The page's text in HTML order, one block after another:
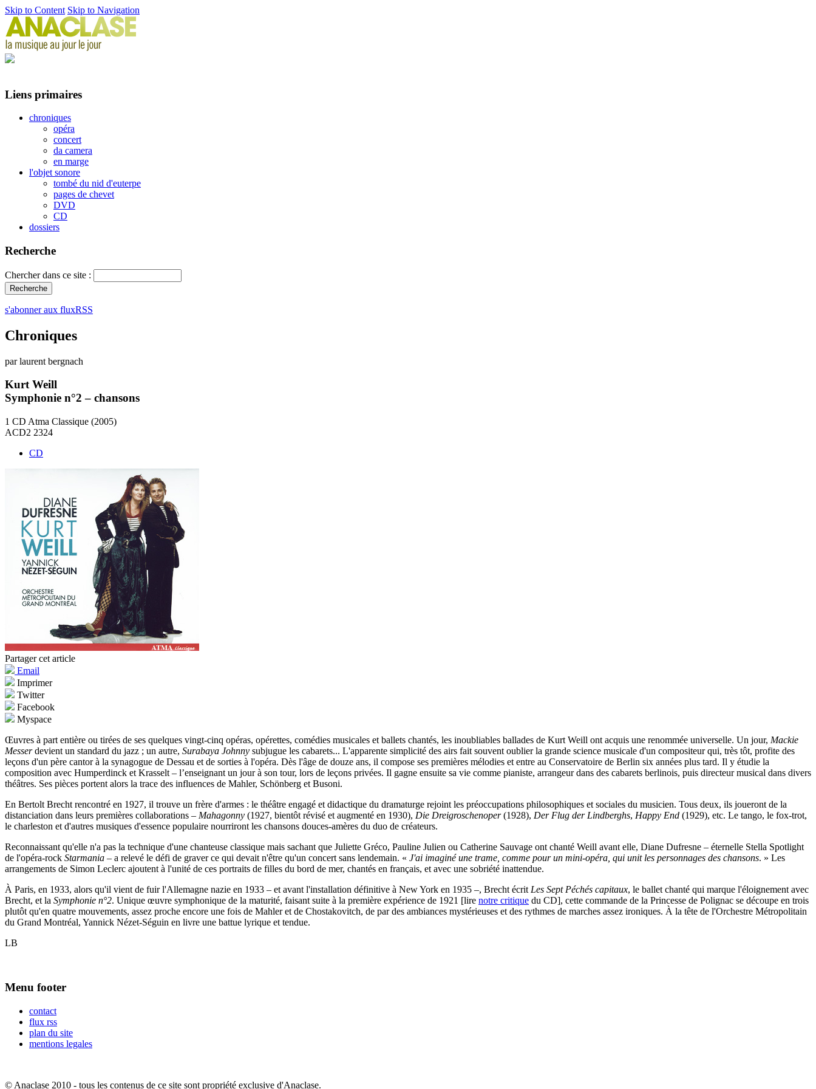
Skip to Content Skip to Navigation
Liens primaires
chroniques
opéra
concert
da camera
en marge
l'objet sonore
tombé du nid d'euterpe
pages de chevet
DVD
CD
dossiers
Recherche
Chercher dans ce site :
s'abonner aux fluxRSS
Chroniques
par laurent bergnach
Kurt Weill
Symphonie n°2 – chansons
1 CD Atma Classique (2005)
ACD2 2324
CD
Partager cet article
Email
Imprimer
Twitter
Facebook
Myspace
Œuvres à part entière ou tirées de ses quelques vingt-cinq opéras, opérettes, comédies musicales et ballets chantés, les inoubliables ballades de Kurt Weill ont acquis une renommée universelle. Un jour, Mackie
Messerdevient un standard du jazz ; un autre, Surabaya Johnny subjugue les cabarets... L'apparente simplicité des airs fait souvent oublier la grande science musicale d'un compositeur qui, très tôt, profite des
leçons d'un père cantor à la synagogue de Dessau et de sorties à l'opéra. Dès l'âge de douze ans, il compose ses premières mélodies et entre au Conservatoire de Berlin six années plus tard. Il y étudie la
composition avec Humperdinck et Krasselt – l’enseignant un jour à son tour, lors de leçons privées. Il gagne ensuite sa vie comme pianiste, arrangeur dans des cabarets berlinois, puis directeur musical dans divers
théâtres. Ses pièces portent alors la trace des influences de Mahler, Schönberg et Busoni.
En Bertolt Brecht rencontré en 1927, il trouve un frère d'armes : le théâtre engagé et didactique du dramaturge rejoint les préoccupations philosophiques et sociales du musicien. Tous deux, ils joueront de la
distanciation dans leurs premières collaborations – Mahagonny (1927, bientôt révisé et augmenté en 1930), Die Dreigroschenoper(1928), Der Flug der Lindberghs, Happy End (1929), etc. Le tango, le fox-trot,
le charleston et d'autres musiques d'essence populaire nourriront les chansons douces-amères du duo de créateurs.
Reconnaissant qu'elle n'a pas la technique d'une chanteuse classique mais sachant que Juliette Gréco, Pauline Julien ou Catherine Sauvage ont chanté Weill avant elle, Diane Dufresne – éternelle Stella Spotlight
de l'opéra-rock Starmania – a relevé le défi de graver ce qui devait n'être qu'un concert sans lendemain. « J'ai imaginé une trame, comme pour un mini-opéra, qui unit les personnages des chansons. » Les
arrangements de Simon Leclerc ajoutent à l'unité de ces portraits de filles du bord de mer, chantés en français, et avec une sobriété inattendue.
À Paris, en 1933, alors qu'il vient de fuir l'Allemagne nazie en 1933 – et avant l'installation définitive à New York en 1935 –, Brecht écrit Les Sept Péchés capitaux, le ballet chanté qui marque l'éloignement avec
Brecht, et la Symphonie n°2. Unique œuvre symphonique de la maturité, faisant suite à la première expérience de 1921 [lire notre critique du CD], cette commande de la Princesse de Polignac se découpe en trois
plutôt qu'en quatre mouvements, assez proche encore une fois de Mahler et de Chostakovitch, de par des ambiances mystérieuses et des rythmes de marches assez ironiques. À la tête de l'Orchestre Métropolitain
du Grand Montréal, Yannick Nézet-Séguin en livre une battue lyrique et tendue.
LB
Menu footer
contact
flux rss
plan du site
mentions legales
© Anaclase 2010 - tous les contenus de ce site sont propriété exclusive d'Anaclase.